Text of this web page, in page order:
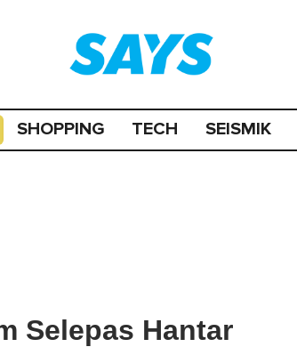
SHOPPING TECH SEISMIK
Selepas Hantar